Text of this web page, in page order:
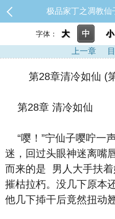
极品家丁之凋教仙
字体： 大 中 小
上一章
第28章清冷如仙 (
第28章 清冷如仙
“嘤！”宁仙子嘤咛一
迷，回过头眼神迷离嘴
而来‮是的‬ ‮人男‬大手扶着她⽩皙臋瓣，舿下⾁棒
摧枯拉朽。没几下原本